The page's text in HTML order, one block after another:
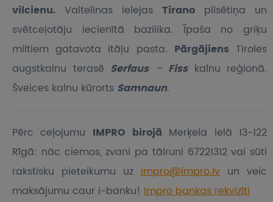
vilcienu. Valtelinas ielejas Tirano pilsētiņa un
svētceļotāju iecienītā bazilika. Īpaša no griķu
miltiem gatavota itāļu pasta. Pārgājiens Tiroles
augstkalnu terasē Serfaus – Fiss kalnu reģionā.
Šveices kalnu kūrorts Samnaun.
Pērc ceļojumu IMPRO birojā Merķela ielā 13-122
Rīgā: nāc ciemos, zvani pa tālruni 67221312 vai sūti
rakstisku pieteikumu uz impro@impro.lv un veic
maksājumu caur i-banku! Impro bankas rekvizīti